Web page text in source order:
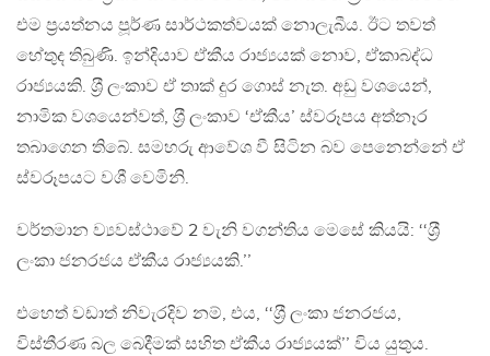
එම ප‍්‍රයත්නය පූර්ණ සාර්ථකත්වයක් නොලැබීය. ඊට තවත්
හේතුද තිබුණි. ඉන්දියාව ඒකීය රාජ්‍යයක් නොව, ඒකාබද්ධ
රාජ්‍යයකි. ශ‍්‍රී ලංකාව ඒ තාක් දුර ගොස් නැත. අඩු වශයෙන්,
නාමික වශයෙන්වත්, ශ‍්‍රී ලංකාව ‘ඒකීය’ ස්වරූපය අත්නෑර
තබාගෙන තිබේ. සමහරු ආවේශ වී සිටින බව පෙනෙන්නේ ඒ
ස්වරූපයට වශී වෙමිනි.
වර්තමාන ව්‍යවස්ථාවේ 2 වැනි වගන්තිය මෙසේ කියයි: ‘‘ශ‍්‍රී
ලංකා ජනරජය ඒකීය රාජ්‍යයකි.’’
එහෙත් වඩාත් නිවැරදිව නම්, එය, ‘‘ශ‍්‍රී ලංකා ජනරජය,
විස්තීරණ බල බෙදීමක් සහිත ඒකීය රාජ්‍යයක්’’ විය යුතුය.